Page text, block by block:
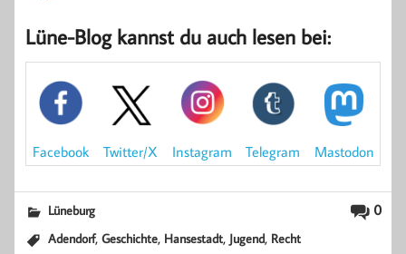
Lüne-Blog kannst du auch lesen bei:
Facebook Twitter/X Instagram Telegram Mastodon
0
Lüneburg
Adendorf,Geschichte, Hansestadt, Jugend, Recht